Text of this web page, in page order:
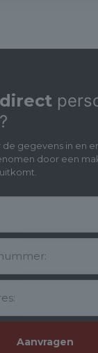
single-level
in the photo
through the
The spacious
seating area
double doors to
cooking and
spacious bedroom
reach the
and the living
de gegevens in en
door een